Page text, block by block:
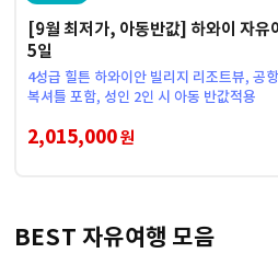
[9월 최저가, 아동반값] 하와이 자유
5일
4성급 힐튼 하와이안 빌리지 리조트뷰, 공
복셔틀 포함, 성인 2인 시 아동 반값적용
2,015,000원
BEST 자유여행 모음